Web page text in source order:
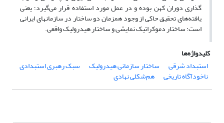
گذاری دوران کهن بوده و در عمل مورد استفاده قرار می‌گیرد؛ یعنی
یافته‌های تحقیق حاکی از وجود همزمان دو ساختار در سازمانهای ایرانی
است: ساختار دموکراتیک نمایشی و ساختار هیدرولیک واقعی.
کلیدواژه‌ها
استبداد شرقی
ساختار سازمانی هیدرولیک سبک رهبری استبدادی
ناخودآگاه تاریخی هم‌شکلی نهادی